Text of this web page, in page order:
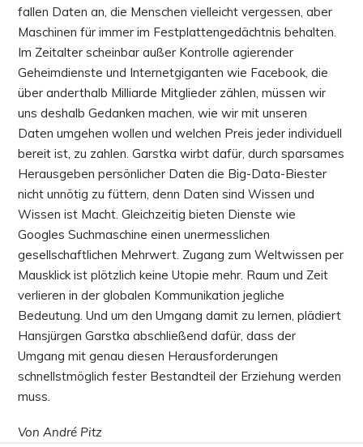
fallen Daten an, die Menschen vielleicht vergessen, aber
Maschinen für immer im Festplattengedächtnis behalten.
Im Zeitalter scheinbar außer Kontrolle agierender
Geheimdienste und Internetgiganten wie Facebook, die
über anderthalb Milliarde Mitglieder zählen, müssen wir
uns deshalb Gedanken machen, wie wir mit unseren
Daten umgehen wollen und welchen Preis jeder individuell
bereit ist, zu zahlen. Garstka wirbt dafür, durch sparsames
Herausgeben persönlicher Daten die Big-Data-Biester
nicht unnötig zu füttern, denn Daten sind Wissen und
Wissen ist Macht. Gleichzeitig bieten Dienste wie
Googles Suchmaschine einen unermesslichen
gesellschaftlichen Mehrwert. Zugang zum Weltwissen per
Mausklick ist plötzlich keine Utopie mehr. Raum und Zeit
verlieren in der globalen Kommunikation jegliche
Bedeutung. Und um den Umgang damit zu lernen, plädiert
Hansjürgen Garstka abschließend dafür, dass der
Umgang mit genau diesen Herausforderungen
schnellstmöglich fester Bestandteil der Erziehung werden
muss.
Von André Pitz